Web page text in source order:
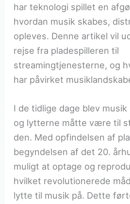
har teknologi spillet en
hvordan musik skabes,
opleves. Denne artikel vil
rejse fra pladespilleren til
streamingtjenesterne, og
har påvirket
I de tidlige dage blev
og lytterne måtte være til
den. Med opfindelsen af
begyndelsen af det 20.
muligt at optage og
hvilket revolutionerede
lytte til musik på. Dette